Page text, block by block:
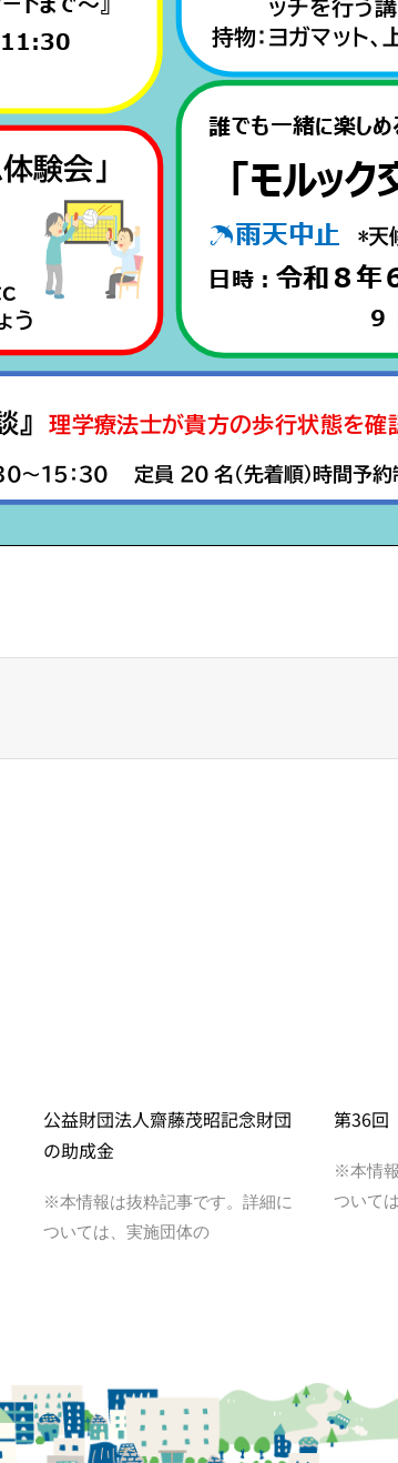
公益財団法人齋藤茂昭記念財団
の助成金
※本情報は抜粋記事です。詳細に
ついては、実施団体の
第36回
※本情
ついて